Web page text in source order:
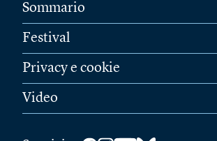
Sommario
Festival
Privacy e cookie
Video